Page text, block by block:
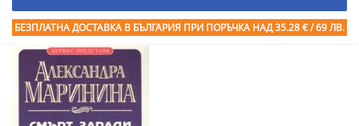
БЕЗПЛАТНА ДОСТАВКА В БЪЛГАРИЯ ПРИ ПОРЪЧКА НАД 35.28 € / 69 ЛВ.